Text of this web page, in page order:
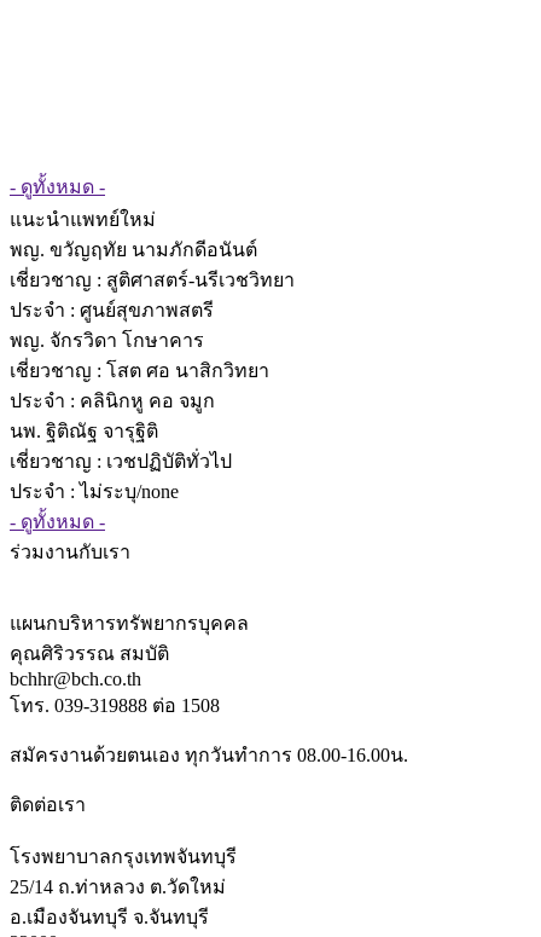
- ดูทั้งหมด -
แนะนำแพทย์ใหม่
พญ. ขวัญฤทัย นามภักดีอนันต์
เชี่ยวชาญ : สูติศาสตร์-นรีเวชวิทยา
ประจำ : ศูนย์สุขภาพสตรี
พญ. จักรวิดา โกษาคาร
เชี่ยวชาญ : โสต ศอ นาสิกวิทยา
ประจำ : คลินิกหู คอ จมูก
นพ. ฐิติณัฐ จารุฐิติ
เชี่ยวชาญ : เวชปฏิบัติทั่วไป
ประจำ : ไม่ระบุ/none
- ดูทั้งหมด -
ร่วมงานกับเรา
แผนกบริหารทรัพยากรบุคคล
คุณศิริวรรณ สมบัติ
bchhr@bch.co.th
โทร. 039-319888 ต่อ 1508
สมัครงานด้วยตนเอง ทุกวันทำการ 08.00-16.00น.
ติดต่อเรา
โรงพยาบาลกรุงเทพจันทบุรี
25/14 ถ.ท่าหลวง ต.วัดใหม่
อ.เมืองจันทบุรี จ.จันทบุรี